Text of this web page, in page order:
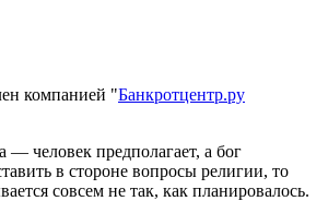
компанией "Банкротцентр.ру
— человек предполагает, а бог
в стороне вопросы религии, то
совсем не так, как планировалось.